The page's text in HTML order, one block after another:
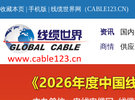
收藏本页 手机版 | 线缆世界网（CABLE123.CN)
资讯 国内
商情
供应